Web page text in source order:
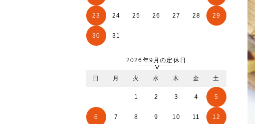
23 24 25 26 27 28 29
30 31
2026年9月の定休日
日 月 火 水 木 金 土
1 2 3 4 5
6 7 8 9 10 11 12